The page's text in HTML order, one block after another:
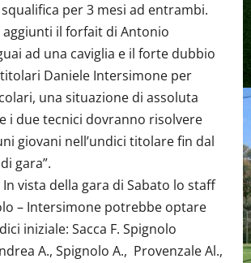
per 3 mesi ad entrambi.
il forfait di Antonio
ad una caviglia e il forte dubbio
Daniele Intersimone per
una situazione di assoluta
i due tecnici dovranno risolvere
giovani nell’undici titolare fin dal
gara”.
vista della gara di Sabato lo staff
– Intersimone potrebbe optare
iniziale: Sacca F. Spignolo
A., Spignolo A., Provenzale Al.,